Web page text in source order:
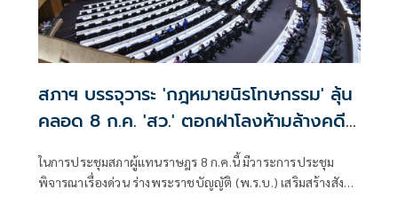
สภาฯ บรรจุวาระ 'กฎหมายนิรโทษกรรม' ลุ้น
คลอด 8 ก.ค. 'สว.' ตอกฝาโลงห้ามล้างคดี
ในการประชุมสภาผู้แทนราษฎร 8 ก.ค.นี้ มีวาระการประชุม
พิจารณาเรื่องด่วน ร่างพระราชบัญญัติ (พ.ร.บ.) เสริมสร้างสังคม